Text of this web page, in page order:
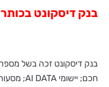
בנק דיסקונט
חכם; יישומי AI DATA; מסעות לקוח - פתיחת חשבון; מענה קולי ויזואלי; ניטור אנומליות למניעת הונאה בנתיבי יציאת הכסף; ו- Discount AIOPS.